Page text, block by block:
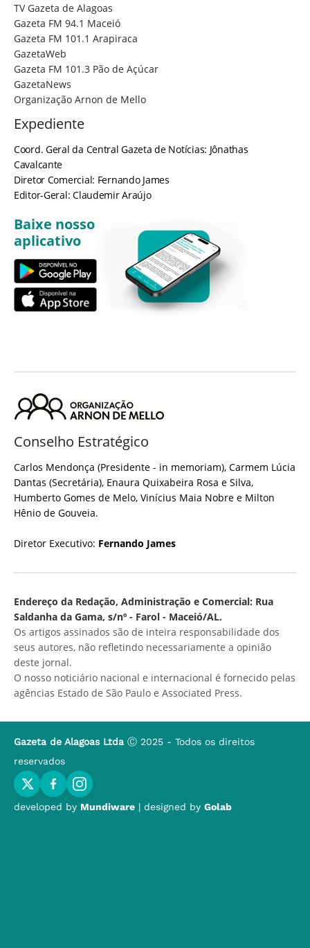
TV Gazeta de Alagoas
Gazeta FM 94.1 Maceió
Gazeta FM 101.1 Arapiraca
GazetaWeb
Gazeta FM 101.3 Pão de Açúcar
GazetaNews
Organização Arnon de Mello
Expediente
Coord. Geral da Central Gazeta de Notícias: Jônathas
Cavalcante
Diretor Comercial: Fernando James
Editor-Geral: Claudemir Araújo
Baixe nosso
aplicativo
Conselho Estratégico
Carlos Mendonça (Presidente - in memoriam), Carmem Lúcia
Dantas (Secretária), Enaura Quixabeira Rosa e Silva,
Humberto Gomes de Melo, Vinícius Maia Nobre e Milton
Hênio de Gouveia.
Diretor Executivo: Fernando James
Endereço da Redação, Administração e Comercial: Rua
Saldanha da Gama, s/nº - Farol - Maceió/AL.
Os artigos assinados são de inteira responsabilidade dos
seus autores, não refletindo necessariamente a opinião
deste jornal.
O nosso noticiário nacional e internacional é fornecido pelas
agências Estado de São Paulo e Associated Press.
Gazeta de Alagoas Ltda Ⓒ 2025 - Todos os direitos
reservados
developed by Mundiware | designed by Golab